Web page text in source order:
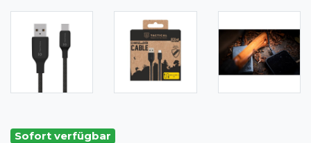
Sofort verfügbar